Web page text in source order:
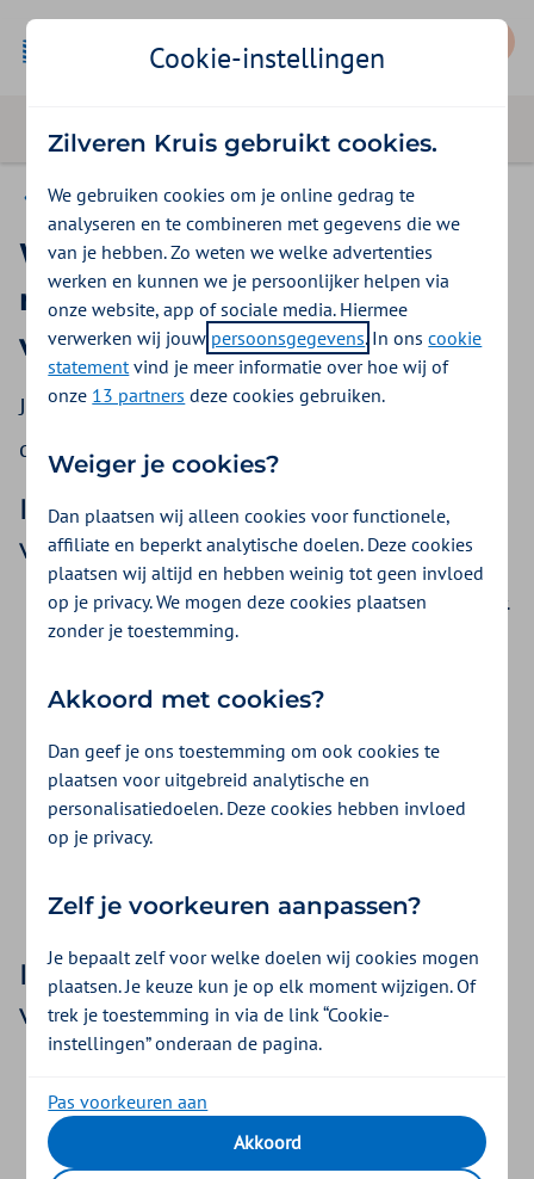
Goed voorbereid naar het buitenland
Waar moet ik me registreren
met mijn 111-
vakantieformulier?
Je gaat in Tunesië naar het CNSS, in Turkije naar
de SGK.
In Tunesië ga je naar een kantoor
van het CNSS
Ga met het N/TUN 111-formulier naar een CNSS-kantoor.
Moet je worden opgenomen in het ziekenhuis? Dan ga je
een papier waarmee je kunt worden opgenomen in een
De vergoeding regel je vervolgens ook via het CNSS. Bij
een particuliere zorgverlener betaal je eerst zelf de
rekening. En dien je deze tijdens jouw verblijf nog in bij
het CNSS. Je krijgt alleen een vergoeding tot maximaal
In Turkije ga je naar een kantoor
van de SGK
Je krijgt daar een document waarmee je naar een
staatsziekenhuis kunt.
Jouw reisleider, hotelreceptionist of een ziekenhuis
Cookie-instellingen
Zilveren Kruis gebruikt cookies.
We gebruiken cookies om je online gedrag te
analyseren en te combineren met gegevens die we
van je hebben. Zo weten we welke advertenties
werken en kunnen we je persoonlijker helpen via
onze website, app of sociale media. Hiermee
verwerken wij jouw persoonsgegevens. In onscookie
statementvind je meer informatie over hoe wij of
onze 13 partners deze cookies gebruiken.
Weiger je cookies?
Dan plaatsen wij alleen cookies voor functionele,
affiliate en beperkt analytische doelen. Deze cookies
plaatsen wij altijd en hebben weinig tot geen invloed
op je privacy. We mogen deze cookies plaatsen
zonder je toestemming.
Akkoord met cookies?
Dan geef je ons toestemming om ook cookies te
plaatsen voor uitgebreid analytische en
personalisatiedoelen. Deze cookies hebben invloed
op je privacy.
Zelf je voorkeuren aanpassen?
Je bepaalt zelf voor welke doelen wij cookies mogen
plaatsen. Je keuze kun je op elk moment wijzigen. Of
trek je toestemming in via de link “Cookie-
instellingen” onderaan de pagina.
Pas voorkeuren aan
Akkoord